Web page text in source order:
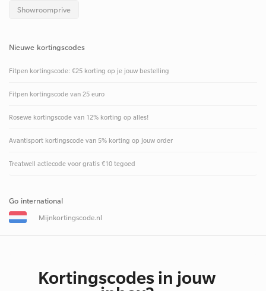
Showroomprive
Nieuwe kortingscodes
Fitpen kortingscode: €25 korting op je jouw bestelling
Fitpen kortingscode van 25 euro
Rosewe kortingscode van 12% korting op alles!
Avantisport kortingscode van 5% korting op jouw order
Treatwell actiecode voor gratis €10 tegoed
Go international
Mijnkortingscode.nl
Kortingscodes in jouw